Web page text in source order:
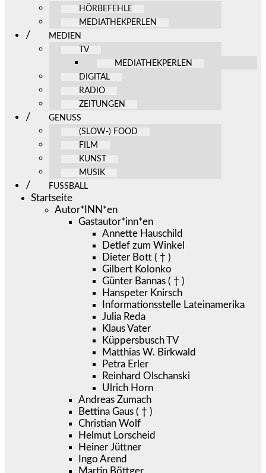
HÖRBEFEHLE
MEDIATHEKPERLEN
MEDIEN
TV
MEDIATHEKPERLEN
DIGITAL
RADIO
ZEITUNGEN
GENUSS
(SLOW-) FOOD
FILM
KUNST
MUSIK
FUSSBALL
Startseite
Autor*INN*en
Gastautor*inn*en
Annette Hauschild
Detlef zum Winkel
Dieter Bott ( † )
Gilbert Kolonko
Günter Bannas ( † )
Hanspeter Knirsch
Informationsstelle Lateinamerika
Julia Reda
Klaus Vater
Küppersbusch TV
Matthias W. Birkwald
Petra Erler
Reinhard Olschanski
Ulrich Horn
Andreas Zumach
Bettina Gaus ( † )
Christian Wolf
Helmut Lorscheid
Heiner Jüttner
Ingo Arend
Martin Böttger